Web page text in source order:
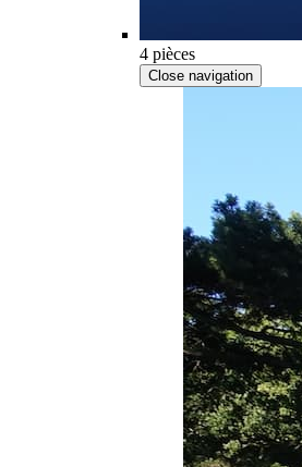
4 pièces
Close navigation